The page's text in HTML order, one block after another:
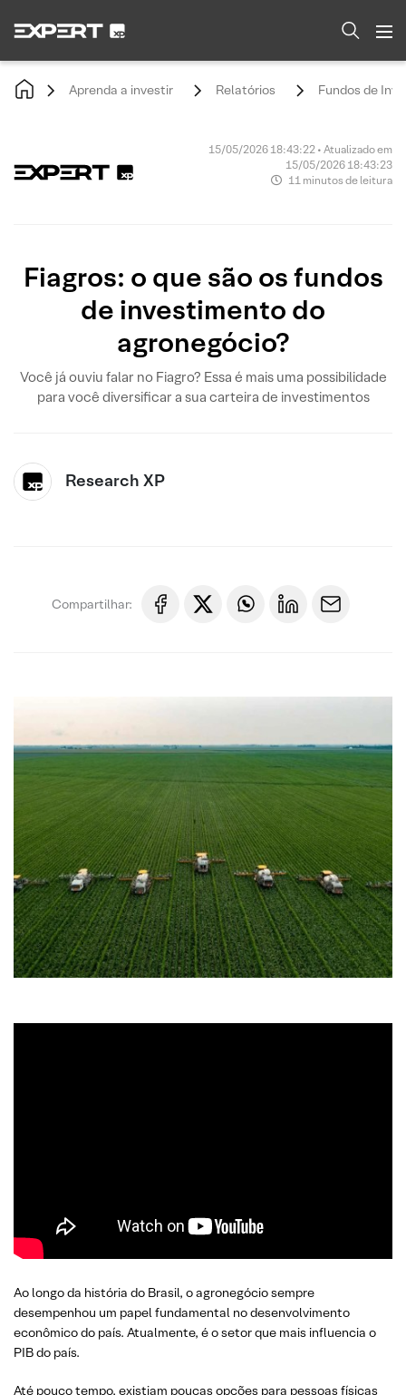
Aprenda a investir Relatórios Fundos de
15/05/2026 18:43:22 • Atualizado em
15/05/2026 18:43:23
11 minutos de leitura
Fiagros: o que são os fundos
de investimento do
agronegócio?
Você já ouviu falar no Fiagro? Essa é mais uma possibilidade
para você diversificar a sua carteira de investimentos
Research XP
Compartilhar:
Ao longo da história do Brasil, o agronegócio sempre
desempenhou um papel fundamental no desenvolvimento
econômico do país. Atualmente, é o setor que mais influencia o
PIB do país.
Até pouco tempo, existiam poucas opções para pessoas físicas